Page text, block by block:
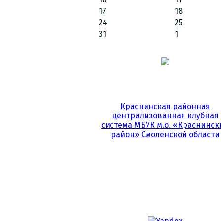
17
18
24
25
31
1
Краснинская районная
централизованная клубная
система МБУК м.о.
район» Смоленской области